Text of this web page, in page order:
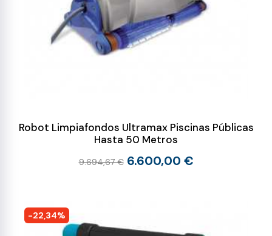
Robot Limpiafondos Ultramax Piscinas Públicas
Hasta 50 Metros
9.694,67 € 6.600,00 €
-22,34%